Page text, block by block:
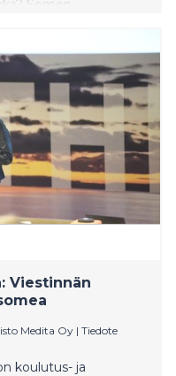
Somen
25. tammikuuta.
Viestinnän
Medita Oy | Tiedote
koulutus- ja